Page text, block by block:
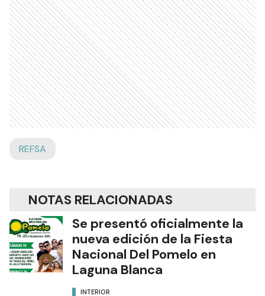
REFSA
NOTAS RELACIONADAS
Se presentó oficialmente la
nueva edición de la Fiesta
Nacional Del Pomelo en
Laguna Blanca
INTERIOR